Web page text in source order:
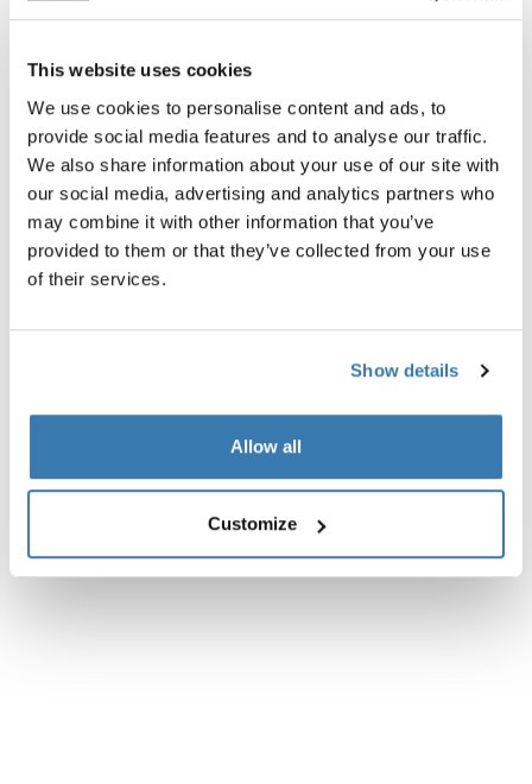
This website uses cookies
We use cookies to personalise content and ads, to
provide social media features and to analyse our traffic.
We also share information about your use of our site with
our social media, advertising and analytics partners who
may combine it with other information that you’ve
provided to them or that they’ve collected from your use
of their services.
Show details
Allow all
Customize
Rangez mieux lors de chaque voyage avec un cube de
rangement semi-transparent durable qui permet de
séparer le linge sale du linge propre.
Toutes les caractéristiques
Commentaires